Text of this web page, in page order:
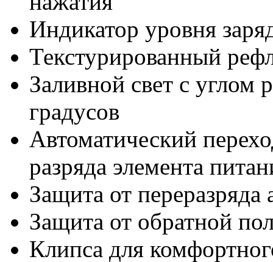
Индикатор уровня
Текстурированный
Заливной свет с углом
градусов
Автоматический
разряда элемента
Защита от переразряда
Защита от обратной
Клипса для